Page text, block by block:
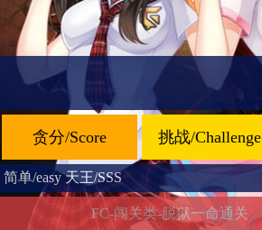
贪分/Score 挑战/Challenge
简单/easy 天王/SSS
FC-闯关类-脱狱一命通关